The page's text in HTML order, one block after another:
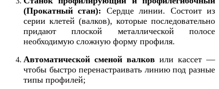
(Прокатный стан): Сердце линии. Состоит из
серии клетей (валков), которые последовательно
придают плоской металлической полосе
необходимую сложную форму профиля.
Автоматической сменой валков или кассет —
чтобы быстро перенастраивать линию под разные
типы профилей;